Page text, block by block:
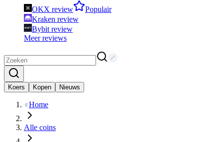
OKX review
Populair
Kraken review
Bybit review
Meer reviews
Koers Kopen Nieuws
Home
Alle coins